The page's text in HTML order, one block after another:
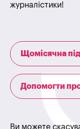
журналістики!
Щомісячна
Допомогти
Ви можете